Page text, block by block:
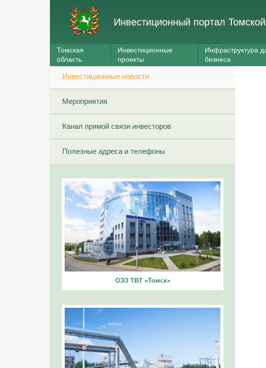
Инвестиционный портал
Томская
область
Инвестиционные
проекты
Инфраструктура
бизнеса
Инвестиционные новости
Мероприятия
Канал прямой связи инвесторов
Полезные адреса и телефоны
ОЭЗ ТВТ «Томск»